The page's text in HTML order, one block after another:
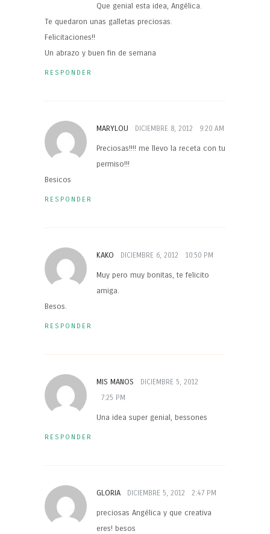
Que genial esta idea, Angélica.
Te quedaron unas galletas preciosas.
Felicitaciones!!
Un abrazo y buen fin de semana
RESPONDER
MARYLOU DICIEMBRE 8, 2012 9:20 AM
Preciosas!!!! me llevo la receta con tu
permiso!!!
Besicos
RESPONDER
KAKO DICIEMBRE 6, 2012 10:50 PM
Muy pero muy bonitas, te felicito
amiga.
Besos.
RESPONDER
MIS MANOS
DICIEMBRE 5, 2012
7:25 PM
Una idea super genial, bessones
RESPONDER
GLORIA DICIEMBRE 5, 2012 2:47 PM
preciosas Angélica y que creativa
eres! besos